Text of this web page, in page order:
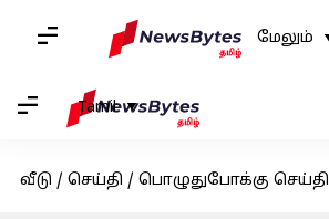
மேலும்
Tamil
வீடு / செய்தி / பொழுதுபோக்கு செய்தி